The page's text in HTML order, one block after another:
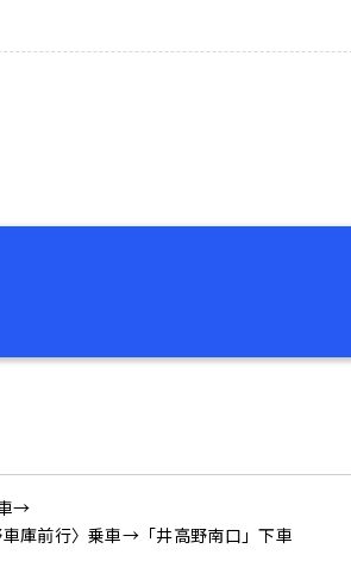
→
庫前行〉乗車→「井高野南口」下車